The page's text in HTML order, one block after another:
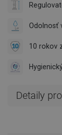
Odolnosť
10 rokov
Detaily